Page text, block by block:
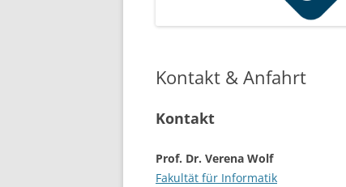
Kontakt & Anfahrt
Kontakt
Prof. Dr. Verena Wolf
Fakultät für Informatik